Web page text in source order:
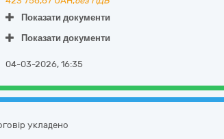
Показати документи
Показати документи
04-03-2026, 16:35
укладено